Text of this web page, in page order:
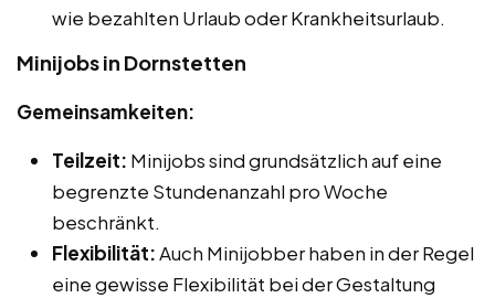
wie bezahlten Urlaub oder Krankheitsurlaub.
Minijobs in Dornstetten
Gemeinsamkeiten:
Teilzeit: Minijobs sind grundsätzlich auf eine
begrenzte Stundenanzahl pro Woche
beschränkt.
Flexibilität:Auch Minijobber haben in der Regel
eine gewisse Flexibilität bei der Gestaltung